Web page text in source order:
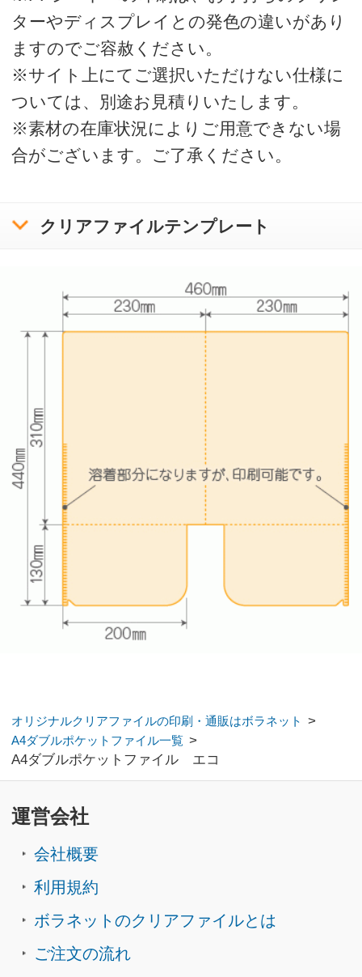
運営会社
会社概要
利用規約
ボラネットのクリアファイルとは
ご注文の流れ
クリアファイルテンプレートリスト
サンプル請求
プライバシーポリシー
特定商取引に基づく表記
copyright bora-net all rights reserved.